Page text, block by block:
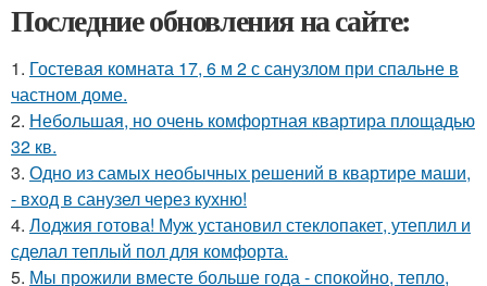
Последние обновления на сайте:
1. Гостевая комната 17, 6 м 2 с санузлом при спальне в
частном доме.
2. Небольшая, но очень комфортная квартира площадью
32 кв.
3. Одно из самых необычных решений в квартире маши,
- вход в санузел через кухню!
4. Лоджия готова! Муж установил стеклопакет, утеплил и
сделал теплый пол для комфорта.
5. Мы прожили вместе больше года - спокойно, тепло,